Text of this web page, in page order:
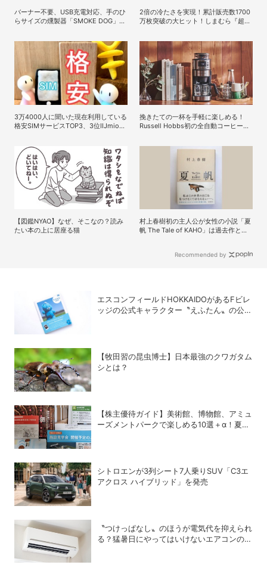
バーナー不要、USB充電対応、手のひ
らサイズの燻製器「SMOKE DOG」で
2倍の冷たさを実現！累計販売数1700
万枚突破の大ヒット！しまむら『超
3万4000人に聞いた現在利用している
格安SIMサービスTOP3、3位IIJmio、
挽きたての一杯を手軽に楽しめる！
Russell Hobbs初の全自動コーヒーメ
【図鑑NYAO】なぜ、そこなの？読み
たい本の上に居座る猫
村上春樹初の主人公が女性の小説「夏
帆 The Tale of KAHO」は過去作と照
Recommended by
エスコンフィールドHOKKAIDOがあるFビレ
ッジの公式キャラクター〝えふたん〟の公式
【牧田習の昆虫博士】日本最強のクワガタム
シとは？
【株主優待ガイド】美術館、博物館、アミュ
ーズメントパークで楽しめる10選＋α！夏休
シトロエンが3列シート7人乗りSUV「C3エ
アクロス ハイブリッド」を発売
〝つけっぱなし〟のほうが電気代を抑えられ
る？猛暑日にやってはいけないエアコンの使